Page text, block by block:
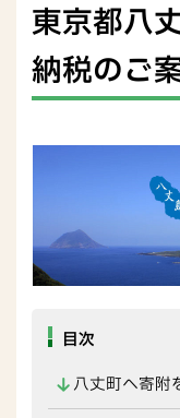
東京都八
納税のご
目次
八丈町へ寄附